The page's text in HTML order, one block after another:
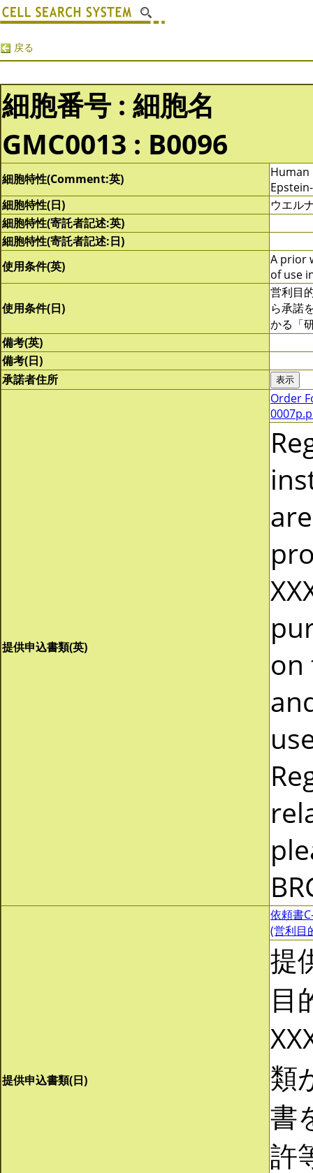
戻る
細胞番号 : 細胞名
GMC0013 : B0096
細胞特性(Comment:英)
細胞特性(日)
ウエル
細胞特性(寄託者記述:英)
細胞特性(寄託者記述:日)
使用条件(英)
A prior
of use
使用条件(日)
営利目
ら承諾
かる「
備考(英)
備考(日)
承諾者住所
提供申込書類(英)
Order
on
提供申込書類(日)
依頼書
(営利目
提
目
類
書
許